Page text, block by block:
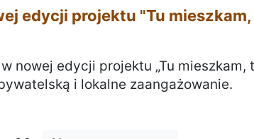
edycji projektu "Tu
nowej edycji projektu „Tu mieszkam,
i lokalne zaangażowanie.